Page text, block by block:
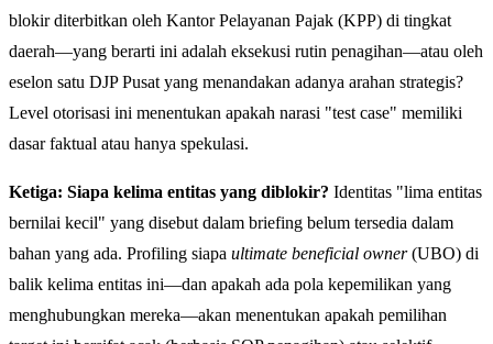
blokir diterbitkan oleh Kantor Pelayanan Pajak (KPP) di tingkat
daerah—yang berarti ini adalah eksekusi rutin penagihan—atau oleh
eselon satu DJP Pusat yang menandakan adanya arahan strategis?
Level otorisasi ini menentukan apakah narasi "test case" memiliki
dasar faktual atau hanya spekulasi.
Ketiga: Siapa kelima entitas yang diblokir? Identitas "lima entitas
bernilai kecil" yang disebut dalam briefing belum tersedia dalam
bahan yang ada. Profiling siapa ultimate beneficial owner(UBO) di
balik kelima entitas ini—dan apakah ada pola kepemilikan yang
menghubungkan mereka—akan menentukan apakah pemilihan